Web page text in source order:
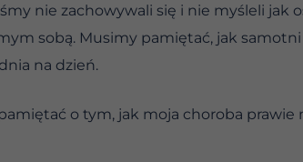
nie zachowywali się i nie myśleli jak
sobą. Musimy pamiętać, jak
na dzień.
o tym, jak moja choroba prawie